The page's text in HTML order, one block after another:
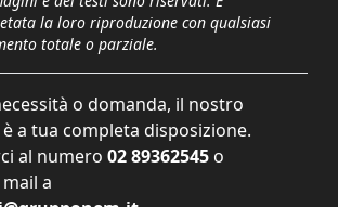
la loro riproduzione con qualsiasi
totale o parziale.
o domanda, il nostro
a tua completa disposizione.
al numero 02 89362545 o
a